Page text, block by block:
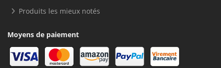
Produits les mieux notés
Moyens de paiement